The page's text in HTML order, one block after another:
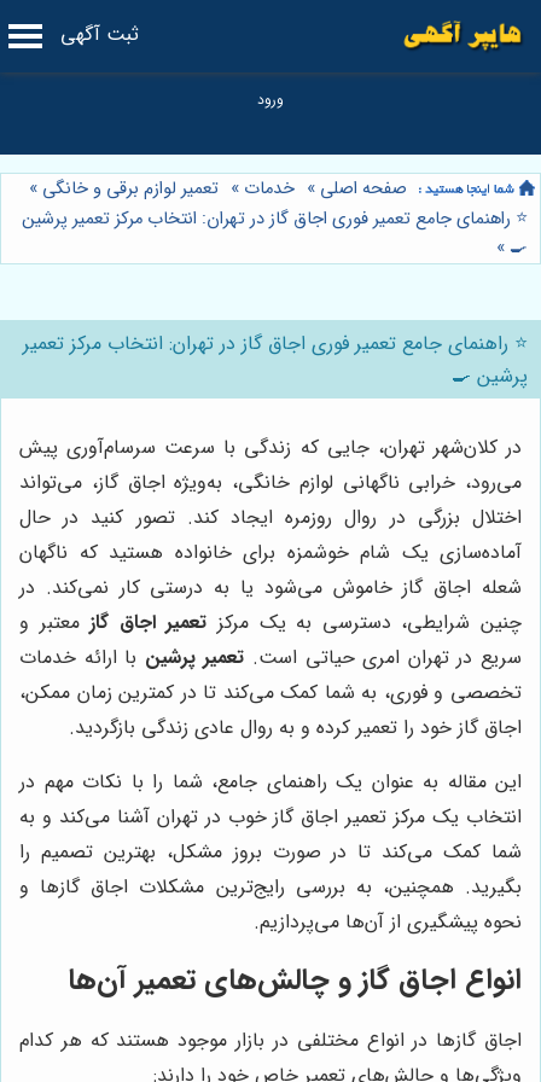
ثبت آگهی
صفحه اصلی » خدمات » تعمیر لوازم برقی و خانگی »
⭐️ راهنمای جامع تعمیر فوری اجاق گاز در تهران: انتخاب مرکز تعمیر پرشین
🍳
»
⭐️ راهنمای جامع تعمیر فوری اجاق گاز در تهران: انتخاب مرکز تعمیر
پرشین 🍳
در کلان‌شهر تهران، جایی که زندگی با سرعت سرسام‌آوری پیش
می‌رود، خرابی ناگهانی لوازم خانگی، به‌ویژه اجاق گاز، می‌تواند
اختلال بزرگی در روال روزمره ایجاد کند. تصور کنید در حال
آماده‌سازی یک شام خوشمزه برای خانواده هستید که ناگهان
شعله اجاق گاز خاموش می‌شود یا به درستی کار نمی‌کند. در
چنین شرایطی، دسترسی به یک مرکز تعمیر اجاق گازمعتبر و
سریع در تهران امری حیاتی است. تعمیر پرشین با ارائه خدمات
تخصصی و فوری، به شما کمک می‌کند تا در کمترین زمان ممکن،
اجاق گاز خود را تعمیر کرده و به روال عادی زندگی بازگردید.
این مقاله به عنوان یک راهنمای جامع، شما را با نکات مهم در
انتخاب یک مرکز تعمیر اجاق گاز خوب در تهران آشنا می‌کند و به
شما کمک می‌کند تا در صورت بروز مشکل، بهترین تصمیم را
بگیرید. همچنین، به بررسی رایج‌ترین مشکلات اجاق گازها و
نحوه پیشگیری از آن‌ها می‌پردازیم.
انواع اجاق گاز و چالش‌های تعمیر آن‌ها
اجاق گازها در انواع مختلفی در بازار موجود هستند که هر کدام
ویژگی‌ها و چالش‌های تعمیر خاص خود را دارند: